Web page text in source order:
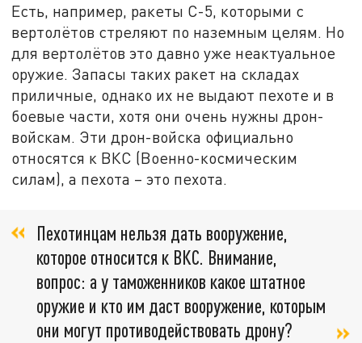
Есть, например, ракеты С-5, которыми с
вертолётов стреляют по наземным целям. Но
для вертолётов это давно уже неактуальное
оружие. Запасы таких ракет на складах
приличные, однако их не выдают пехоте и в
боевые части, хотя они очень нужны дрон-
войскам. Эти дрон-войска официально
относятся к ВКС (Военно-космическим
силам), а пехота – это пехота.
Пехотинцам нельзя дать вооружение,
которое относится к ВКС. Внимание,
вопрос: а у таможенников какое штатное
оружие и кто им даст вооружение, которым
они могут противодействовать дрону?